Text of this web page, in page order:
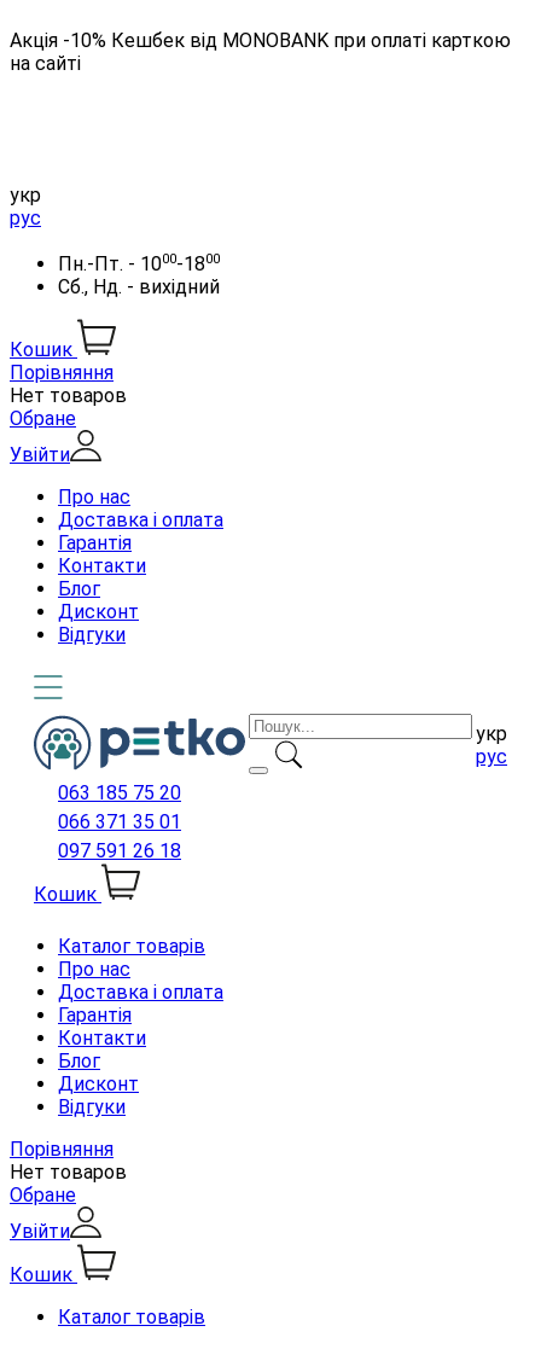
Акція -10% Кешбек від MONOBANK при оплаті карткою
на сайті
укр
рус
Пн.-Пт. - 1000-1800
Сб., Нд. - вихідний
Кошик
Порівняння
Нет товаров
Обране
Увійти
Про нас
Доставка і оплата
Гарантія
Контакти
Блог
Дисконт
Відгуки
укр
рус
063 185 75 20
066 371 35 01
097 591 26 18
Кошик
Каталог товарів
Про нас
Доставка і оплата
Гарантія
Контакти
Блог
Дисконт
Відгуки
Порівняння
Нет товаров
Обране
Увійти
Кошик
Каталог товарів